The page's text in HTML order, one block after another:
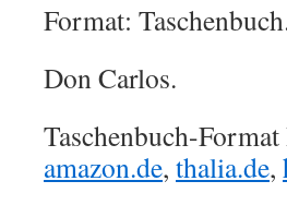
Format:
Don Carlos.
Taschenbuch-
amazon.de, thalia.de,